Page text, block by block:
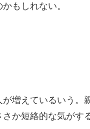
もしれない。
増えているいう。
か短絡的な気がする